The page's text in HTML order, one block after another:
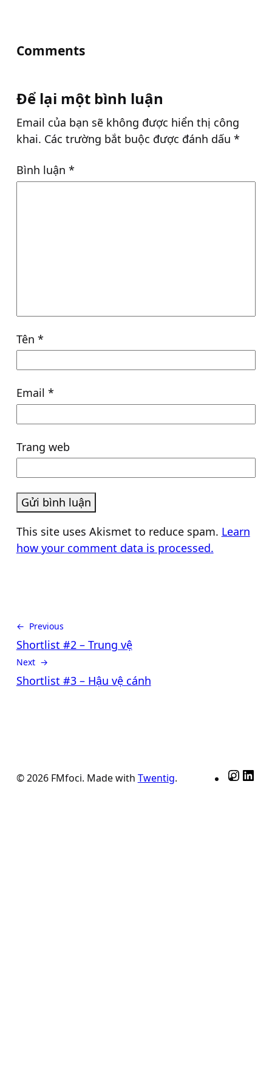
Comments
Để lại một bình luận
Email của bạn sẽ không được hiển thị công
khai. Các trường bắt buộc được đánh dấu *
Bình luận *
Tên *
Email *
Trang web
This site uses Akismet to reduce spam. Learn
how your comment data is processed.
← Previous
Shortlist #2 – Trung vệ
Next →
Shortlist #3 – Hậu vệ cánh
© 2026 FMfoci. Made with Twentig.